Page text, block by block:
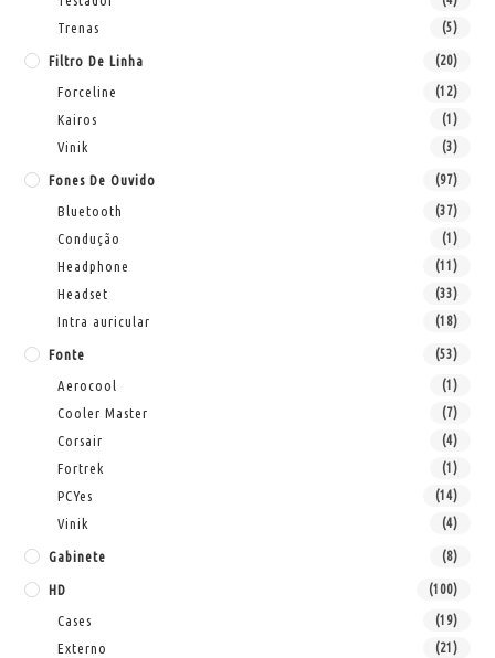
Trenas (5)
Filtro De Linha (20)
Forceline (12)
Kairos (1)
Vinik (3)
Fones De Ouvido (97)
Bluetooth (37)
Condução (1)
Headphone (11)
Headset (33)
Intra auricular (18)
Fonte (53)
Aerocool (1)
Cooler Master (7)
Corsair (4)
Fortrek (1)
PCYes (14)
Vinik (4)
Gabinete (8)
HD (100)
Cases (19)
Externo (21)